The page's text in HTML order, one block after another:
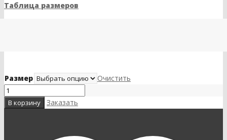
Таблица размеров
Размер Очистить
В корзину Заказать